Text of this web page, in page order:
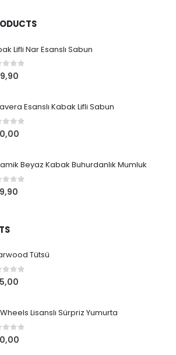
Lifli Nar Esanslı Sabun
of 5
Esanslı Kabak Lifli Sabun
of 5
Beyaz Kabak Buhurdanlık Mumluk
of 5
Tütsü
of 5
Lisanslı Sürpriz Yumurta
of 5